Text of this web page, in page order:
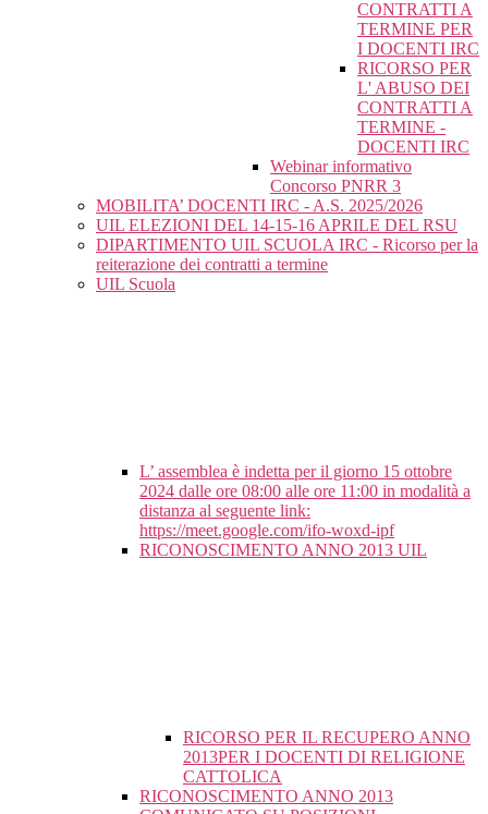
CONTRATTI A
TERMINE PER
I DOCENTI IRC
RICORSO PER
L' ABUSO DEI
CONTRATTI A
TERMINE -
DOCENTI IRC
Webinar informativo
Concorso PNRR 3
MOBILITA’ DOCENTI IRC - A.S. 2025/2026
UIL ELEZIONI DEL 14-15-16 APRILE DEL RSU
DIPARTIMENTO UIL SCUOLA IRC - Ricorso per la
reiterazione dei contratti a termine
UIL Scuola
L’ assemblea è indetta per il giorno 15 ottobre
2024 dalle ore 08:00 alle ore 11:00 in modalità a
distanza al seguente link:
https://meet.google.com/ifo-woxd-ipf
RICONOSCIMENTO ANNO 2013 UIL
RICORSO PER IL RECUPERO ANNO
2013PER I DOCENTI DI RELIGIONE
CATTOLICA
RICONOSCIMENTO ANNO 2013